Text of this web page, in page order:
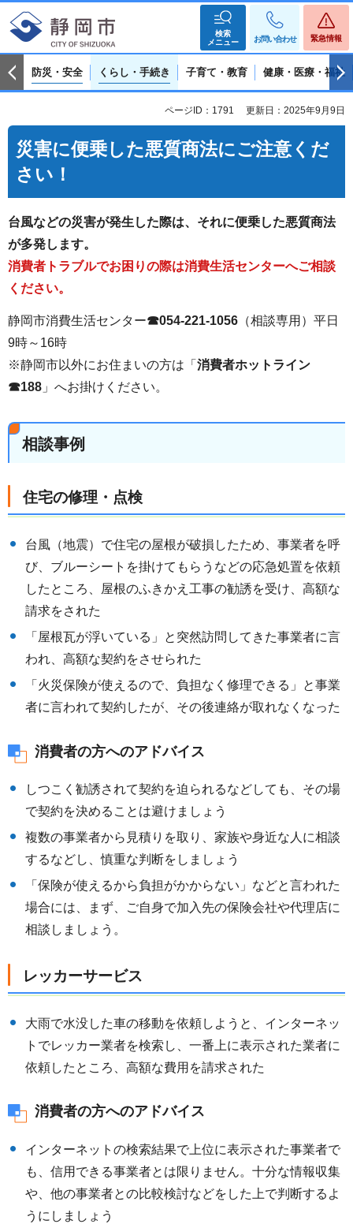
検索
メニュー
お問い合わせ 緊急情報
防災・安全 くらし・手続き 子育て・教育 健康・医療・福祉
ページID：1791 更新日：2025年9月9日
災害に便乗した悪質商法にご注意くだ
さい！
台風などの災害が発生した際は、それに便乗した悪質商法
が多発します。
消費者トラブルでお困りの際は消費生活センターへご相談
ください。
静岡市消費生活センター☎054-221-1056 （相談専用）平日
9時～16時
※静岡市以外にお住まいの方は「 消費者ホットライン
☎188 」へお掛けください。
相談事例
住宅の修理・点検
台風（地震）で住宅の屋根が破損したため、事業者を呼
び、ブルーシートを掛けてもらうなどの応急処置を依頼
したところ、屋根のふきかえ工事の勧誘を受け、高額な
請求をされた
「屋根瓦が浮いている」と突然訪問してきた事業者に言
われ、高額な契約をさせられた
「火災保険が使えるので、負担なく修理できる」と事業
者に言われて契約したが、その後連絡が取れなくなった
消費者の方へのアドバイス
しつこく勧誘されて契約を迫られるなどしても、その場
で契約を決めることは避けましょう
複数の事業者から見積りを取り、家族や身近な人に相談
するなどし、慎重な判断をしましょう
「保険が使えるから負担がかからない」などと言われた
場合には、まず、ご自身で加入先の保険会社や代理店に
相談しましょう。
レッカーサービス
大雨で水没した車の移動を依頼しようと、インターネッ
トでレッカー業者を検索し、一番上に表示された業者に
依頼したところ、高額な費用を請求された
消費者の方へのアドバイス
インターネットの検索結果で上位に表示された事業者で
も、信用できる事業者とは限りません。十分な情報収集
や、他の事業者との比較検討などをした上で判断するよ
うにしましょう